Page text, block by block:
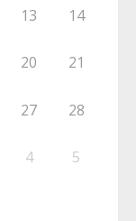
13 14
20 21
27 28
4 5